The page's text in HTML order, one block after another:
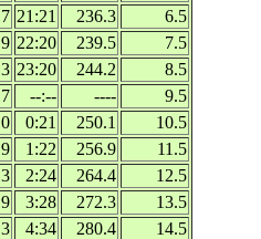
21:21 236.3
6.5
22:20 239.5
7.5
23:20 244.2
8.5
--:-- ----
9.5
0:21 250.1
10.5
1:22 256.9
11.5
2:24 264.4
12.5
3:28 272.3
13.5
4:34 280.4
14.5